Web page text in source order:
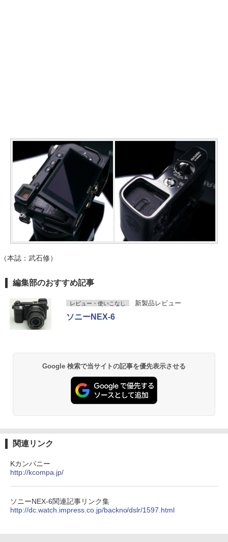
（本誌：武石修）
編集部のおすすめ記事
レビュー・使いこなし 新製品レビュー
ソニーNEX-6
Google 検索で当サイトの記事を優先表示させる
関連リンク
Kカンパニー
http://kcompa.jp/
ソニーNEX-6関連記事リンク集
http://dc.watch.impress.co.jp/backno/dslr/1597.html